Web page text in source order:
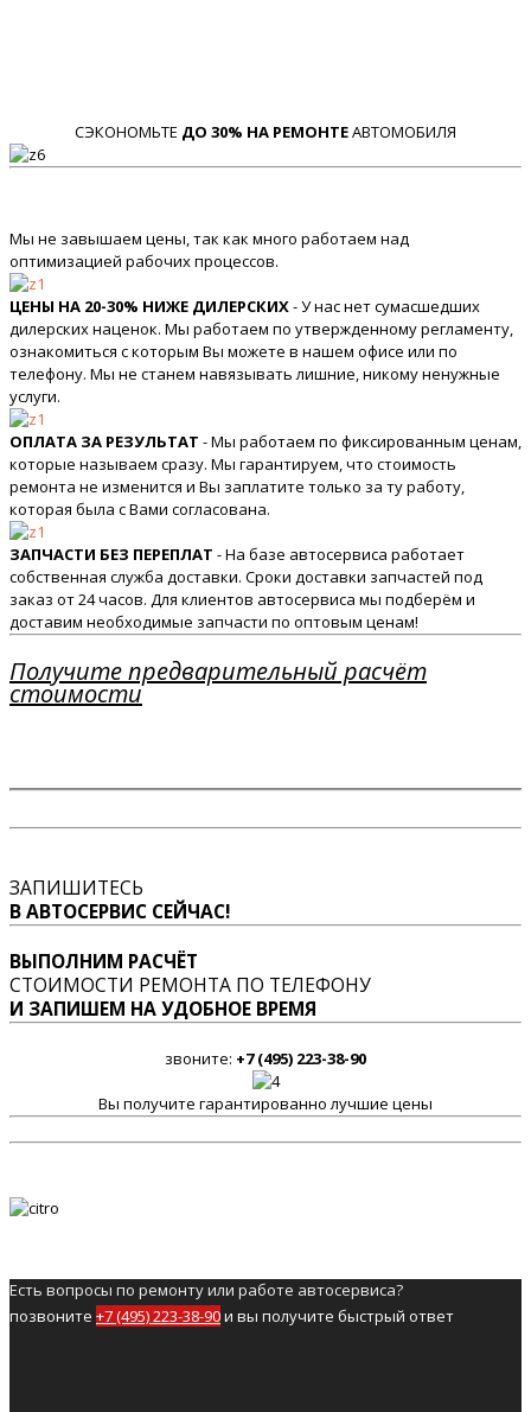
СЭКОНОМЬТЕ ДО 30% НА РЕМОНТЕАВТОМОБИЛЯ
Мы не завышаем цены, так как много работаем над
оптимизацией рабочих процессов.
ЦЕНЫ НА 20-30% НИЖЕ ДИЛЕРСКИХ- У нас нет сумасшедших
дилерских наценок. Мы работаем по утвержденному регламенту,
ознакомиться с которым Вы можете в нашем офисе или по
телефону. Мы не станем навязывать лишние, никому ненужные
услуги.
ОПЛАТА ЗА РЕЗУЛЬТАТ - Мы работаем по фиксированным ценам,
которые называем сразу. Мы гарантируем, что стоимость
ремонта не изменится и Вы заплатите только за ту работу,
которая была с Вами согласована.
ЗАПЧАСТИ БЕЗ ПЕРЕПЛАТ - На базе автосервиса работает
собственная служба доставки. Сроки доставки запчастей под
заказ от 24 часов. Для клиентов автосервиса мы подберём и
доставим необходимые запчасти по оптовым ценам!
Получите предварительный расчёт
стоимости
ЗАПИШИТЕСЬ
В АВТОСЕРВИС СЕЙЧАС!
ВЫПОЛНИМ РАСЧЁТ
СТОИМОСТИ РЕМОНТА ПО ТЕЛЕФОНУ
И ЗАПИШЕМ НА УДОБНОЕ ВРЕМЯ
звоните: +7 (495) 223-38-90
Вы получите гарантированно лучшие цены
Есть вопросы по ремонту или работе автосервиса?
позвоните +7 (495) 223-38-90и вы получите быстрый ответ